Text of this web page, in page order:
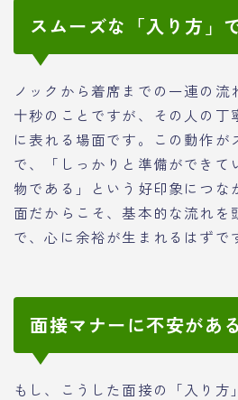
スムーズな「入り方」
ノックから着席までの一連の流
十秒のことですが、その人の丁
に表れる場面です。この動作が
で、「しっかりと準備ができて
物である」という好印象につな
面だからこそ、基本的な流れを
で、心に余裕が生まれるはずで
面接マナーに不安があ
もし、こうした面接の「入り方